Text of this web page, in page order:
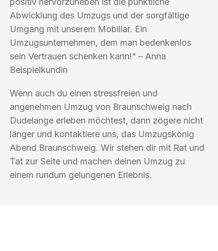
Abwicklung des Umzugs und der sorgfältige
Umgang mit unserem Mobiliar. Ein
Umzugsunternehmen, dem man bedenkenlos
sein Vertrauen schenken kann!“ – Anna
Beispielkundin
Wenn auch du einen stressfreien und
angenehmen Umzug von Braunschweig nach
Dudelange erleben möchtest, dann zögere nicht
länger und kontaktiere uns, das Umzugskönig
Abend Braunschweig. Wir stehen dir mit Rat und
Tat zur Seite und machen deinen Umzug zu
einem rundum gelungenen Erlebnis.